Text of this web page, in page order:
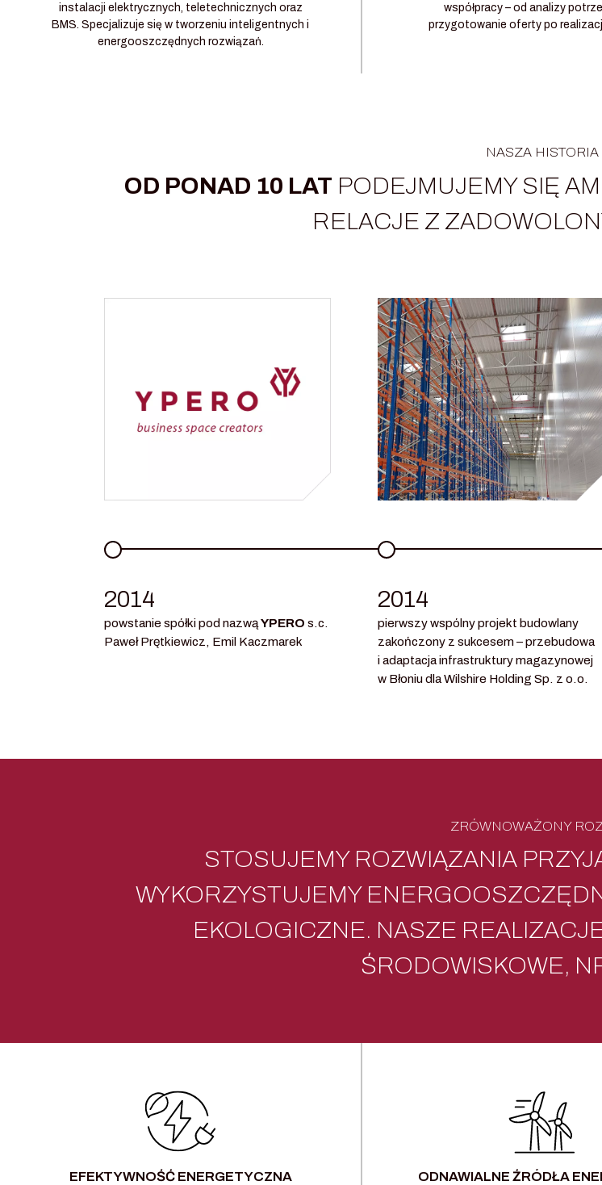
instalacji elektrycznych, teletechnicznych oraz
BMS. Specjalizuje się w tworzeniu inteligentnych i
energooszczędnych rozwiązań.
współpracy – od analizy
przygotowanie oferty po
NASZA HISTORIA
OD PONAD 10 LAT PODEJMUJEMY SIĘ
RELACJE Z
2014
powstanie spółki pod nazwąYPERO s.c.
Paweł Prętkiewicz, Emil Kaczmarek
2014
pierwszy wspólny projekt budowlany
zakończony z sukcesem – przebudowa
i adaptacja infrastruktury magazynowej
w Błoniu dla Wilshire Holding Sp. z o.o.
ZRÓWNOWAŻONY
STOSUJEMY ROZWIĄZANIA
WYKORZYSTUJEMY
EKOLOGICZNE. NASZE
ŚRODOWISKOWE,
EFEKTYWNOŚĆ ENERGETYCZNA ODNAWIALNE ŹRÓDŁA